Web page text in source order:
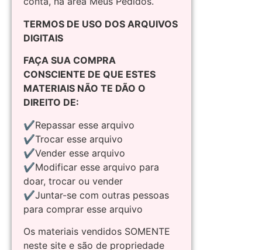
TERMOS DE USO DOS ARQUIVOS
DIGITAIS
FAÇA SUA COMPRA
CONSCIENTE DE QUE ESTES
MATERIAIS NÃO TE DÃO O
DIREITO DE:
✔Repassar esse arquivo
✔Trocar esse arquivo
✔Vender esse arquivo
✔Modificar esse arquivo para
doar, trocar ou vender
✔Juntar-se com outras pessoas
para comprar esse arquivo
Os materiais vendidos SOMENTE
neste site e são de propriedade